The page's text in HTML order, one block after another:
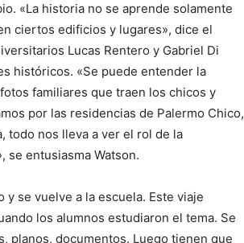
«La historia no se aprende solamente
ciertos edificios y lugares», dice el
Lucas Rentero y Gabriel Di
históricos. «Se puede entender la
familiares que traen los chicos y
por las residencias de Palermo Chico,
todo nos lleva a ver el rol de la
se entusiasma Watson.
se vuelve a la escuela. Este viaje
los alumnos estudiaron el tema. Se
planos, documentos. Luego tienen que